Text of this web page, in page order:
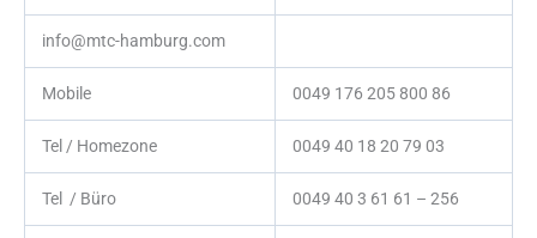
info@mtc-hamburg.com
Mobile 0049 176 205 800 86
Tel / Homezone 0049 40 18 20 79 03
Tel / Büro 0049 40 3 61 61 – 256